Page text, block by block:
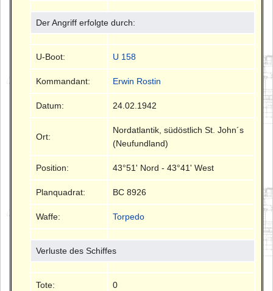
Der Angriff erfolgte durch:
U-Boot: U 158
Kommandant: Erwin Rostin
Datum: 24.02.1942
Ort:
Nordatlantik, südöstlich St. John´s
(Neufundland)
Position: 43°51' Nord - 43°41' West
Planquadrat: BC 8926
Waffe: Torpedo
Verluste des Schiffes
Tote: 0